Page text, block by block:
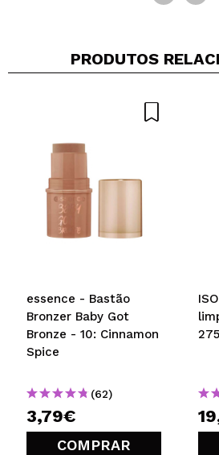
PRODUTOS
essence - Bastão
Bronzer Baby Got
Bronze - 10: Cinnamon
Spice
(62)
3,79€
COMPRAR